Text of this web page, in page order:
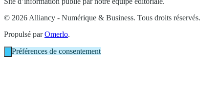
© 2026 Alliancy - Numérique & Business. Tous droits réservés.
Propulsé parOmerlo.
Préférences de consentement